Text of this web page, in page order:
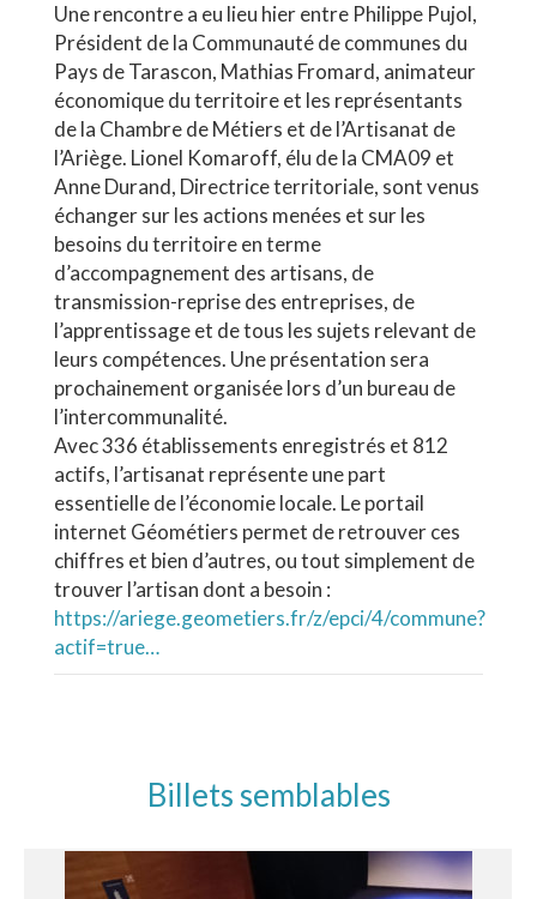
Une rencontre a eu lieu hier entre Philippe Pujol,
Président de la Communauté de communes du
Pays de Tarascon, Mathias Fromard, animateur
économique du territoire et les représentants
de la Chambre de Métiers et de l’Artisanat de
l’Ariège. Lionel Komaroff, élu de la CMA09 et
Anne Durand, Directrice territoriale, sont venus
échanger sur les actions menées et sur les
besoins du territoire en terme
d’accompagnement des artisans, de
transmission-reprise des entreprises, de
l’apprentissage et de tous les sujets relevant de
leurs compétences. Une présentation sera
prochainement organisée lors d’un bureau de
l’intercommunalité.
Avec 336 établissements enregistrés et 812
actifs, l’artisanat représente une part
essentielle de l’économie locale. Le portail
internet Géométiers permet de retrouver ces
chiffres et bien d’autres, ou tout simplement de
trouver l’artisan dont a besoin :
https://ariege.geometiers.fr/z/epci/4/commune?
actif=true…
Billets semblables